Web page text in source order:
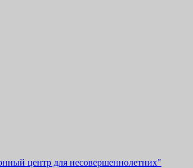
центр для несовершеннолетних"